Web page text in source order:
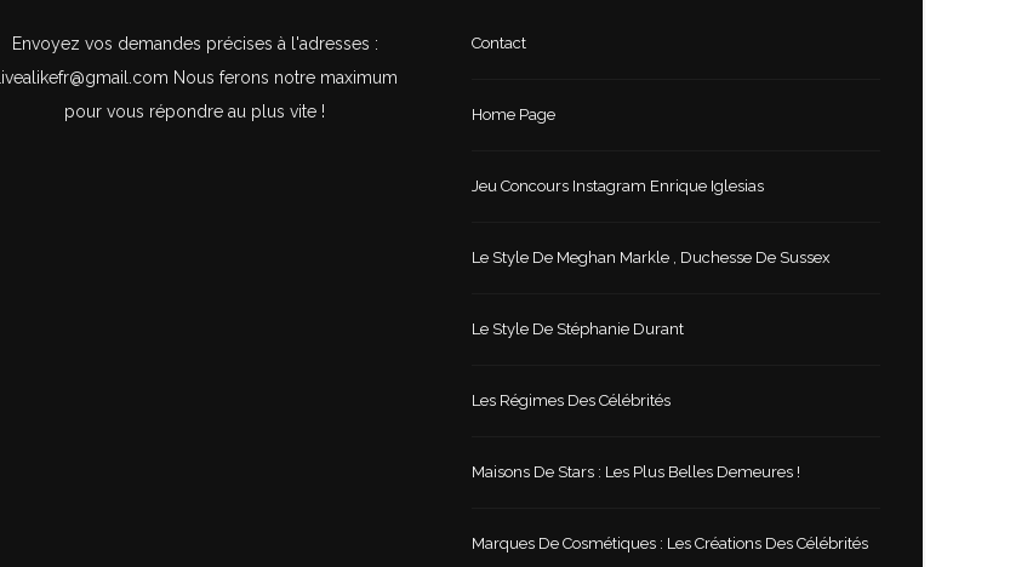
Envoyez vos demandes précises à l'adresses :
Livealikefr@gmail.com Nous ferons notre maximum
pour vous répondre au plus vite !
Contact
Home Page
Jeu Concours Instagram Enrique Iglesias
Le Style De Meghan Markle , Duchesse De Sussex
Le Style De Stéphanie Durant
Les Régimes Des Célébrités
Maisons De Stars : Les Plus Belles Demeures !
Marques De Cosmétiques : Les Créations Des Célébrités